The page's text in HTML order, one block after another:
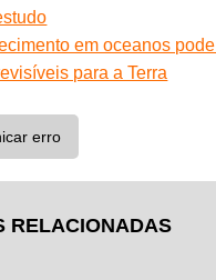
em oceanos
para a Terra
erro
RELACIONADAS